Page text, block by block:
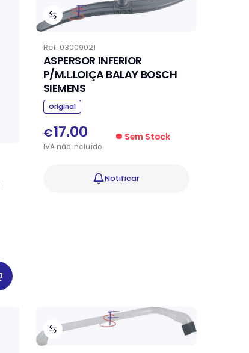
Ref. 03009021
ASPERSOR INFERIOR
P/M.L.LOIÇA BALAY BOSCH
SIEMENS
Original
€17.00
IVAnãoincluído
Sem Stock
Notificar